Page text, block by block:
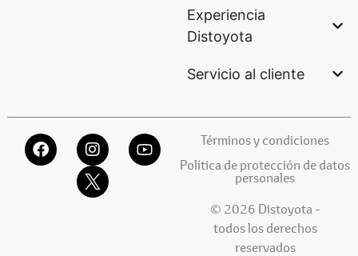
Experiencia
Distoyota
Servicio al cliente
Términos y condiciones
Política de protección de datos
personales
© 2026 Distoyota -
todos los derechos
reservados